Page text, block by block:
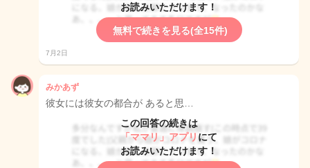
お読みいただけます！
無料で続きを見る(全15件)
7月2日
みかあず
彼女には彼女の都合が あると思…
この回答の続きは
「ママリ」アプリ にて
お読みいただけます！